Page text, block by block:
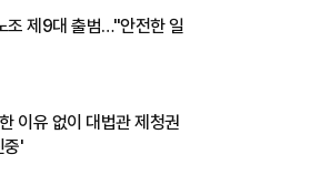
조 제9대 출범…"안전한 일
이유 없이 대법관 제청권
중'